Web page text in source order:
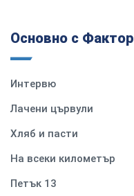
Основно с Фактор
Интервю
Лачени цървули
Хляб и пасти
На всеки километър
Петък 13